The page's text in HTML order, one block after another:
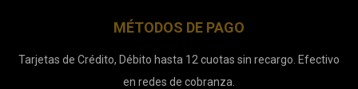
MÉTODOS DE PAGO
Tarjetas de Crédito, Débito hasta 12 cuotas sin recargo. Efectivo
en redes de cobranza.